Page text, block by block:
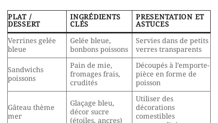
PLAT /
DESSERT
INGRÉDIENTS
CLÉS
PRESENTATION ET
ASTUCES
Verrines gelée
bleue
Gelée bleue,
bonbons poissons
Servies dans de petits
verres transparents
Sandwichs
poissons
Pain de mie,
fromages frais,
crudités
Découpés à l’emporte-
pièce en forme de
poisson
Gâteau thème
mer
Glaçage bleu,
décor sucre
(étoiles, ancres)
Utiliser des
décorations
comestibles